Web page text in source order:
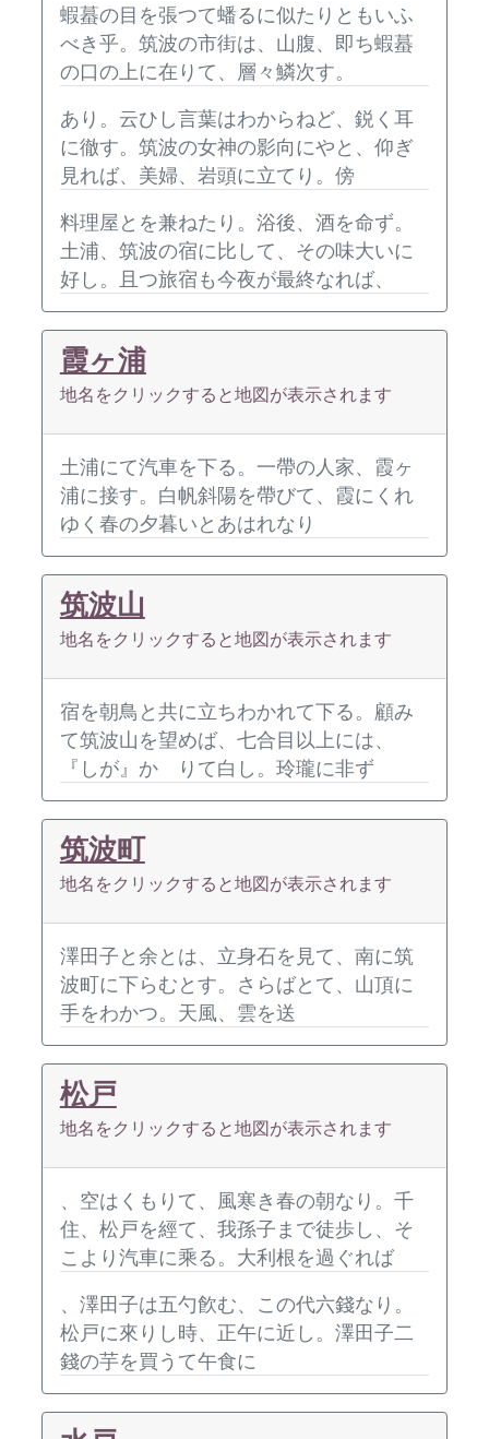
蝦蟇の目を張つて蟠るに似たりともいふ
べき乎。筑波の市街は、山腹、即ち蝦蟇
の口の上に在りて、層々鱗次す。
あり。云ひし言葉はわからねど、鋭く耳
に徹す。筑波の女神の影向にやと、仰ぎ
見れば、美婦、岩頭に立てり。傍
料理屋とを兼ねたり。浴後、酒を命ず。
土浦、筑波の宿に比して、その味大いに
好し。且つ旅宿も今夜が最終なれば、
霞ヶ浦
地名をクリックすると地図が表示されます
土浦にて汽車を下る。一帶の人家、霞ヶ
浦に接す。白帆斜陽を帶びて、霞にくれ
ゆく春の夕暮いとあはれなり
筑波山
地名をクリックすると地図が表示されます
宿を朝鳥と共に立ちわかれて下る。顧み
て筑波山を望めば、七合目以上には、
『しが』かゝりて白し。玲瓏に非ず
筑波町
地名をクリックすると地図が表示されます
澤田子と余とは、立身石を見て、南に筑
波町に下らむとす。さらばとて、山頂に
手をわかつ。天風、雲を送
松戸
地名をクリックすると地図が表示されます
、空はくもりて、風寒き春の朝なり。千
住、松戸を經て、我孫子まで徒歩し、そ
こより汽車に乘る。大利根を過ぐれば
、澤田子は五勺飮む、この代六錢なり。
松戸に來りし時、正午に近し。澤田子二
錢の芋を買うて午食に